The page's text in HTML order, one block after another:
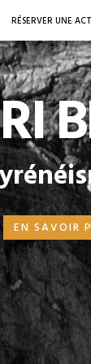
RÉSERVER UNE
EN SAVOIR